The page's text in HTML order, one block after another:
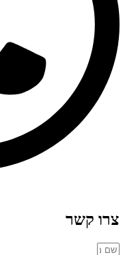
צרו קשר